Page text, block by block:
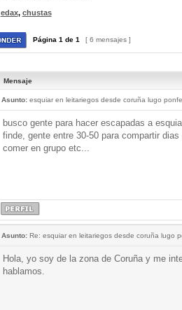
edax, chustas
Página 1 de 1 [ 6 mensajes ]
Mensaje
Asunto:esquiar en leitariegos desde coruña lugo
busco gente para hacer escapadas a
finde, gente entre 30-50 para compartir
comer en grupo etc...
Asunto:Re: esquiar en leitariegos desde coruña lugo
Hola, yo soy de la zona de Coruña y me
hablamos.